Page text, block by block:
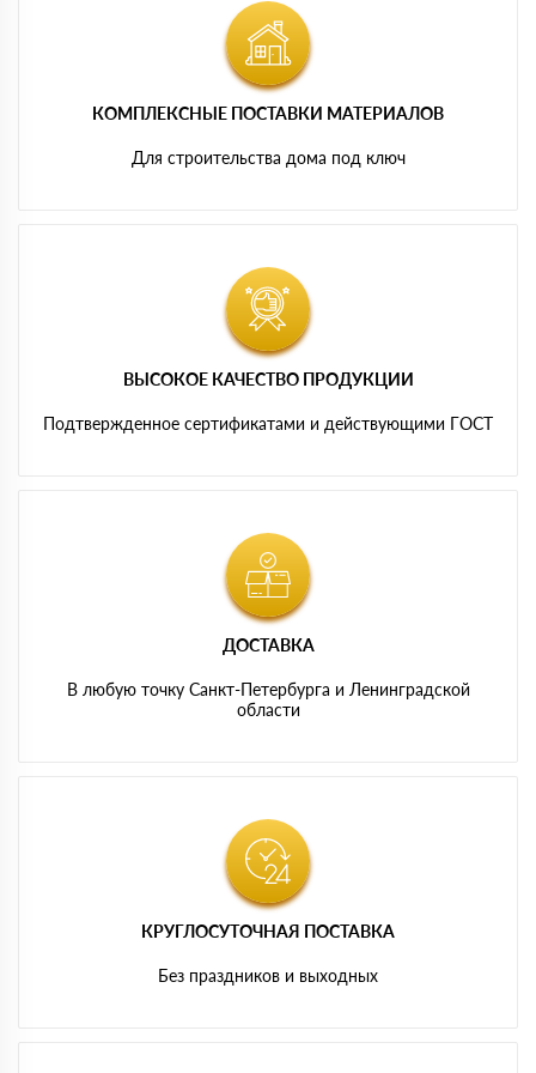
КОМПЛЕКСНЫЕ ПОСТАВКИ МАТЕРИАЛОВ
Для строительства дома под ключ
ВЫСОКОЕ КАЧЕСТВО ПРОДУКЦИИ
Подтвержденное сертификатами и действующими ГОСТ
ДОСТАВКА
В любую точку Санкт-Петербурга и Ленинградской
области
КРУГЛОСУТОЧНАЯ ПОСТАВКА
Без праздников и выходных